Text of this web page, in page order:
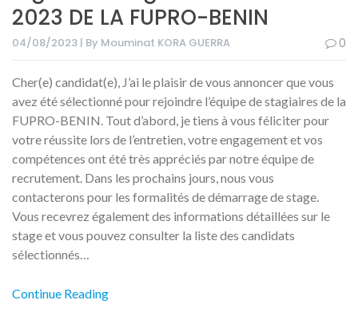
2023 DE LA FUPRO-BENIN
04/08/2023 | By Mouminat KORA GUERRA 0
Cher(e) candidat(e), J’ai le plaisir de vous annoncer que vous
avez été sélectionné pour rejoindre l’équipe de stagiaires de la
FUPRO-BENIN. Tout d’abord, je tiens à vous féliciter pour
votre réussite lors de l’entretien, votre engagement et vos
compétences ont été très appréciés par notre équipe de
recrutement. Dans les prochains jours, nous vous
contacterons pour les formalités de démarrage de stage.
Vous recevrez également des informations détaillées sur le
stage et vous pouvez consulter la liste des candidats
sélectionnés…
Continue Reading